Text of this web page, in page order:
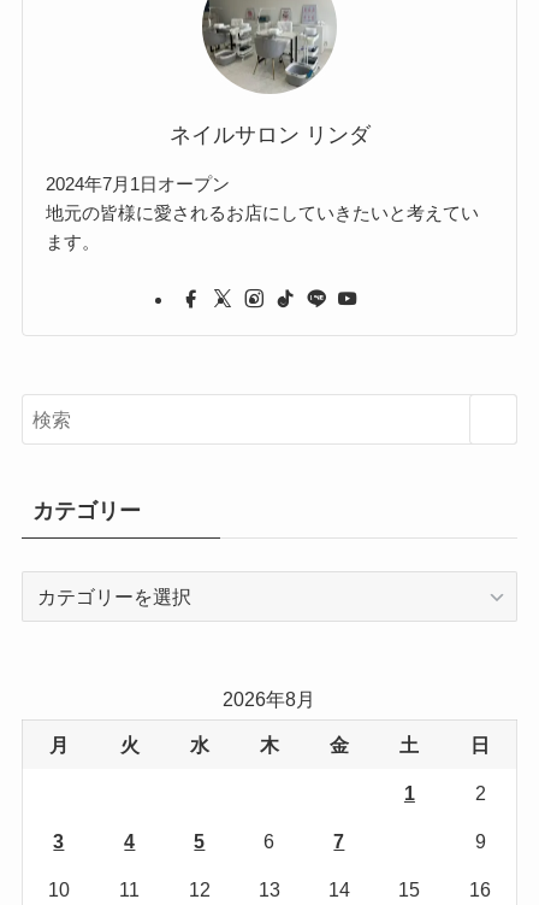
ネイルサロン リンダ
2024年7月1日オープン
地元の皆様に愛されるお店にしていきたいと考えてい
ます。
カテゴリー
2026年8月
月 火 水 木 金 土 日
1 2
3 4 5 6 7 9
10 11 12 13 14 15 16